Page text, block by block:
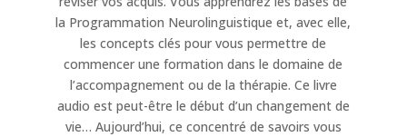
la Programmation Neurolinguistique et, avec elle,
les concepts clés pour vous permettre de
commencer une formation dans le domaine de
l’accompagnement ou de la thérapie. Ce livre
audio est peut-être le début d’un changement de
vie… Aujourd’hui, ce concentré de savoirs vous